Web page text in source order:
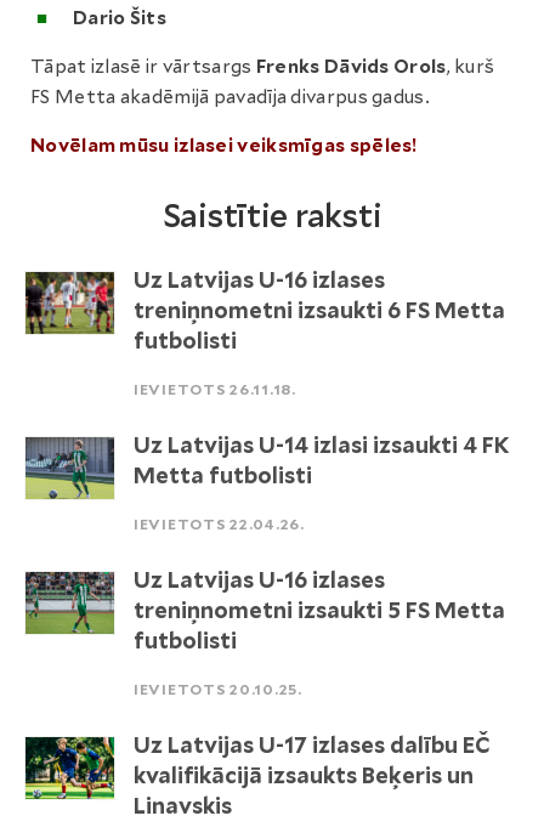
Dario Šits
Tāpat izlasē ir vārtsargs Frenks Dāvids Orols, kurš
FS Metta akadēmijā pavadīja divarpus gadus.
Novēlam mūsu izlasei veiksmīgas spēles!
Saistītie raksti
Uz Latvijas U-16 izlases
treniņnometni izsaukti 6 FS Metta
futbolisti
IEVIETOTS 26.11.18.
Uz Latvijas U-14 izlasi izsaukti 4 FK
Metta futbolisti
IEVIETOTS 22.04.26.
Uz Latvijas U-16 izlases
treniņnometni izsaukti 5 FS Metta
futbolisti
IEVIETOTS 20.10.25.
Uz Latvijas U-17 izlases dalību EČ
kvalifikācijā izsaukts Beķeris un
Linavskis